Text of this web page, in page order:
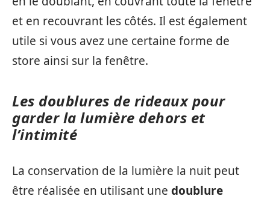
et en recouvrant les côtés. Il est également
utile si vous avez une certaine forme de
store ainsi sur la fenêtre.
Les doublures de rideaux pour
garder la lumière dehors et
l’intimité
La conservation de la lumière la nuit peut
être réalisée en utilisant une doublure